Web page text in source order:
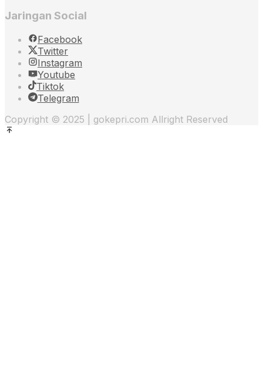
Jaringan Social
Facebook
Twitter
Instagram
Youtube
Tiktok
Telegram
Copyright © 2025 | gokepri.com Allright Reserved